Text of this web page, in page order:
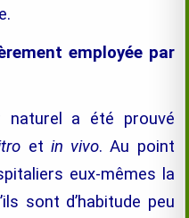
employée par
naturel a été prouvé
et in vivo. Au point
eux-mêmes la
sont d’habitude peu